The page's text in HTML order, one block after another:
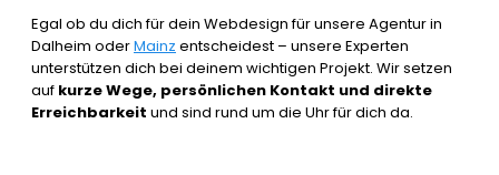
Egal ob du dich für dein Webdesign für unsere Agentur in
Dalheim oderMainz entscheidest – unsere Experten
unterstützen dich bei deinem wichtigen Projekt. Wir setzen
auf kurze Wege, persönlichen Kontakt und direkte
Erreichbarkeit und sind rund um die Uhr für dich da.